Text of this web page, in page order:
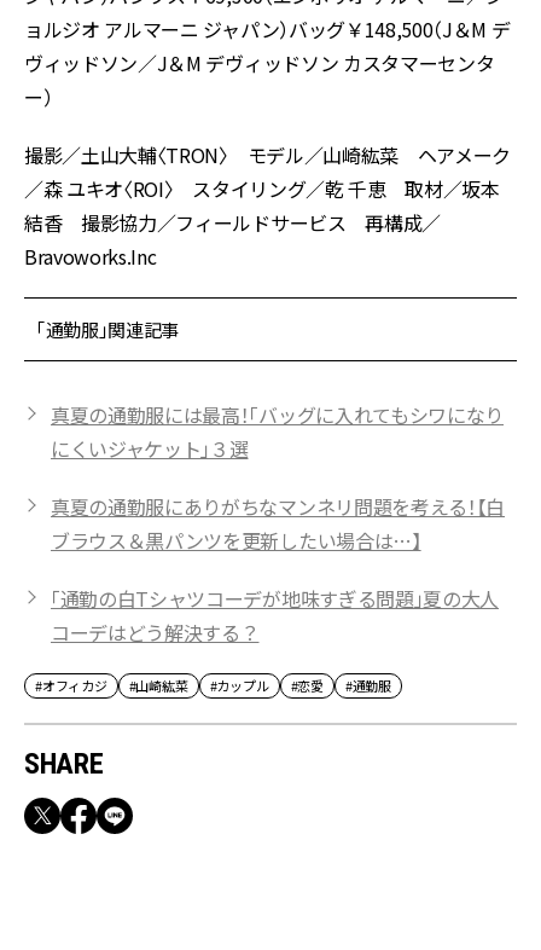
ョルジオ アルマーニ ジャパン）バッグ￥148,500（J＆M デ
ヴィッドソン／J＆M デヴィッドソン カスタマーセンタ
ー）
撮影／土山大輔〈TRON〉 モデル／山崎紘菜 ヘアメーク
／森 ユキオ〈ROI〉 スタイリング／乾 千恵 取材／坂本
結香 撮影協力／フィールドサービス 再構成／
Bravoworks.Inc
「通勤服」関連記事
真夏の通勤服には最高！「バッグに入れてもシワになり
にくいジャケット」３選
真夏の通勤服にありがちなマンネリ問題を考える！【白
ブラウス＆黒パンツを更新したい場合は…】
「通勤の白Tシャツコーデが地味すぎる問題」夏の大人
コーデはどう解決する？
#オフィカジ #山崎紘菜 #カップル #恋愛 #通勤服
SHARE